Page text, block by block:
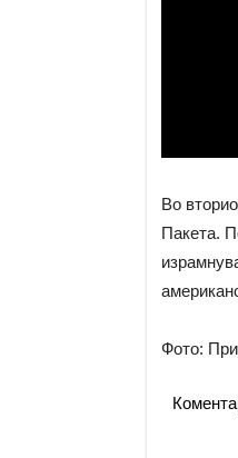
Во
Пакета.
Фото: